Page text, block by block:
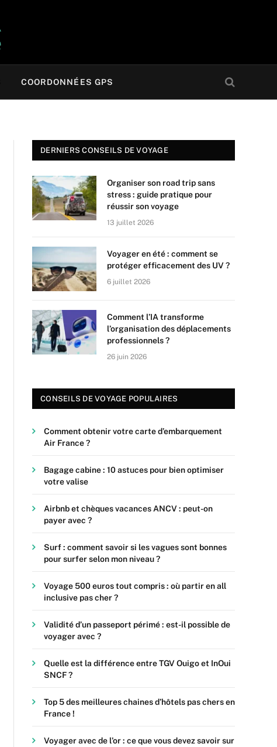
COORDONNÉES GPS
DERNIERS CONSEILS DE VOYAGE
Organiser son road trip sans
stress : guide pratique pour
réussir son voyage
13 juillet 2026
Voyager en été : comment se
protéger efficacement des UV ?
6 juillet 2026
Comment l’IA transforme
l’organisation des déplacements
professionnels ?
26 juin 2026
CONSEILS DE VOYAGE POPULAIRES
Comment obtenir votre carte d’embarquement
Air France ?
Bagage cabine : 10 astuces pour bien optimiser
votre valise
Airbnb et chèques vacances ANCV : peut-on
payer avec ?
Surf : comment savoir si les vagues sont bonnes
pour surfer selon mon niveau ?
Voyage 500 euros tout compris : où partir en all
inclusive pas cher ?
Validité d’un passeport périmé : est-il possible de
voyager avec ?
Quelle est la différence entre TGV Ouigo et InOui
SNCF ?
Top 5 des meilleures chaines d’hôtels pas chers en
France !
Voyager avec de l’or : ce que vous devez savoir sur